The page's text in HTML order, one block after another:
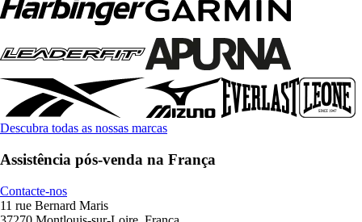
Descubra todas as nossas marcas
Assistência pós-venda na França
Contacte-nos
11 rue Bernard Maris